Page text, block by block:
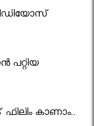
പറ്റിയ
കാണാം..